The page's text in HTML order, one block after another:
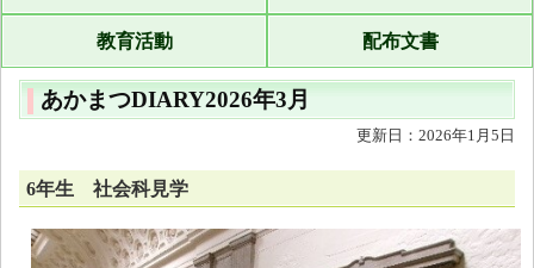
教育活動 配布文書
あかまつDIARY2026年3月
更新日：2026年1月5日
6年生 社会科見学